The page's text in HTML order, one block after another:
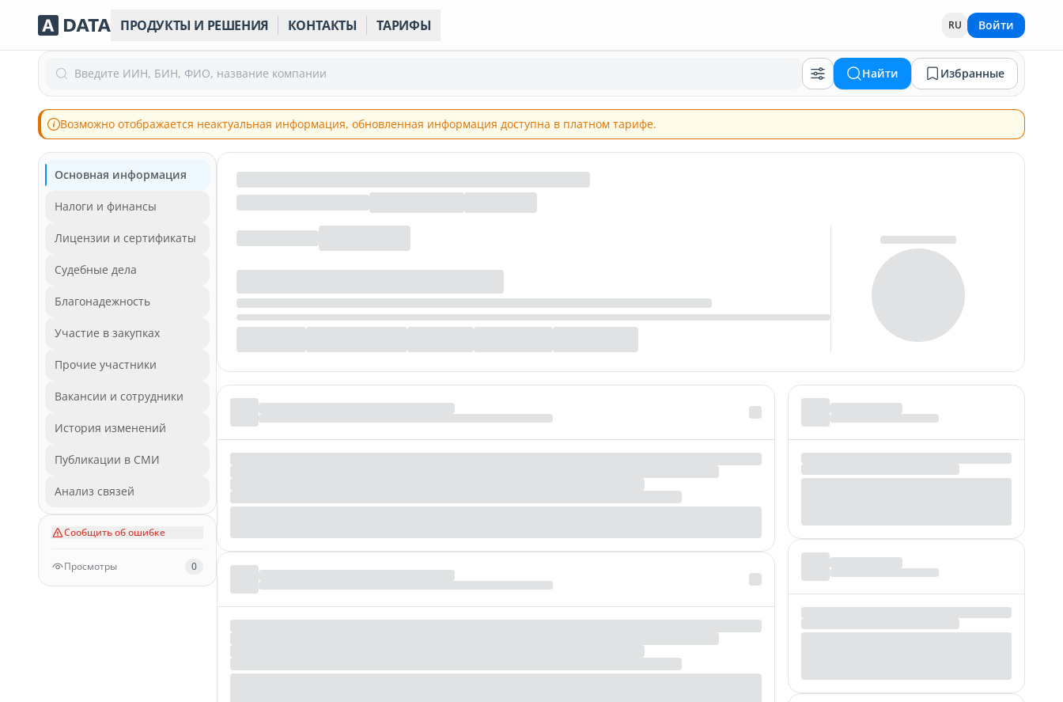
ПРОДУКТЫ И РЕШЕНИЯ КОНТАКТЫ ТАРИФЫ RU Войти
Введите ИИН, БИН, ФИО, название компании Найти Избранные
Возможно отображается неактуальная информация, обновленная информация доступна в платном тарифе.
Основная информация
Налоги и финансы
Лицензии и сертификаты
Судебные дела
Благонадежность
Участие в закупках
Прочие участники
Вакансии и сотрудники
История изменений
Публикации в СМИ
Анализ связей
Сообщить об ошибке
Просмотры 0